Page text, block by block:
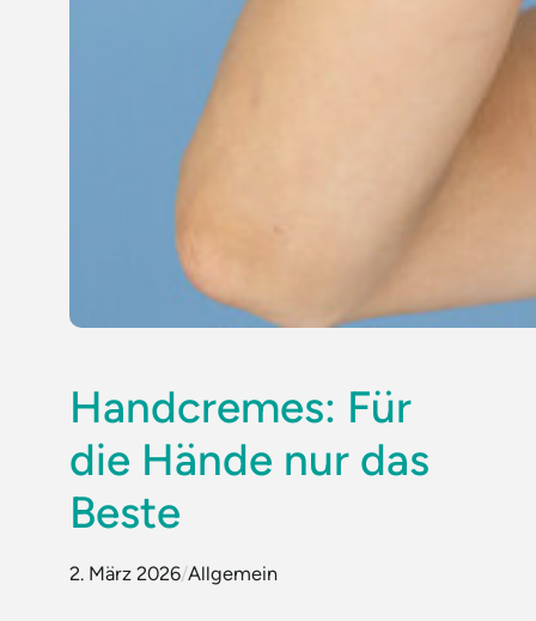
Handcremes: Für
die Hände nur das
Beste
2. März 2026/Allgemein